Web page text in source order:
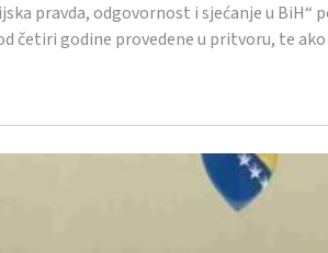
pravda, odgovornost i sjećanje u
četiri godine provedene u pritvoru, te